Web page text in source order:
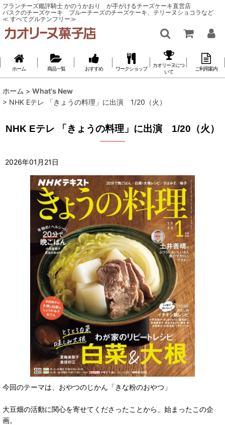
フランチーズ鑑評騎士 かのうかおり が手がけるチーズケーキ直営店
バスクのチーズケーキ ブルーチーズのチーズケーキ、テリーヌショコラなど
≪ すべてグルテンフリー≫
ホーム 商品一覧 おすすめ ワークショップ
カオリーヌにつ
いて
ご利用案内
ホーム > What's New
> NHK Eテレ 「きょうの料理」に出演 1/20（火）
NHK Eテレ 「きょうの料理」に出演 1/20（火）
2026年01 月 21 日
今回のテーマは、おやつのじかん「きな粉のおやつ」
大豆畑の活動に関心を寄せてくださったことから、始まったこの企
画。